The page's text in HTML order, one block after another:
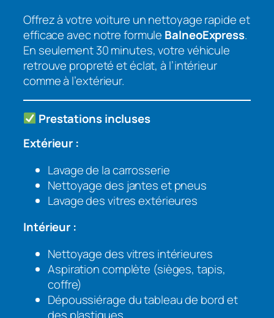
Offrez à votre voiture un nettoyage rapide et
efficace avec notre formule BalneoExpress.
En seulement 30 minutes, votre véhicule
retrouve propreté et éclat, à l’intérieur
comme à l’extérieur.
Prestations incluses
Extérieur :
Lavage de la carrosserie
Nettoyage des jantes et pneus
Lavage des vitres extérieures
Intérieur :
Nettoyage des vitres intérieures
Aspiration complète (sièges, tapis,
coffre)
Dépoussiérage du tableau de bord et
des plastiques